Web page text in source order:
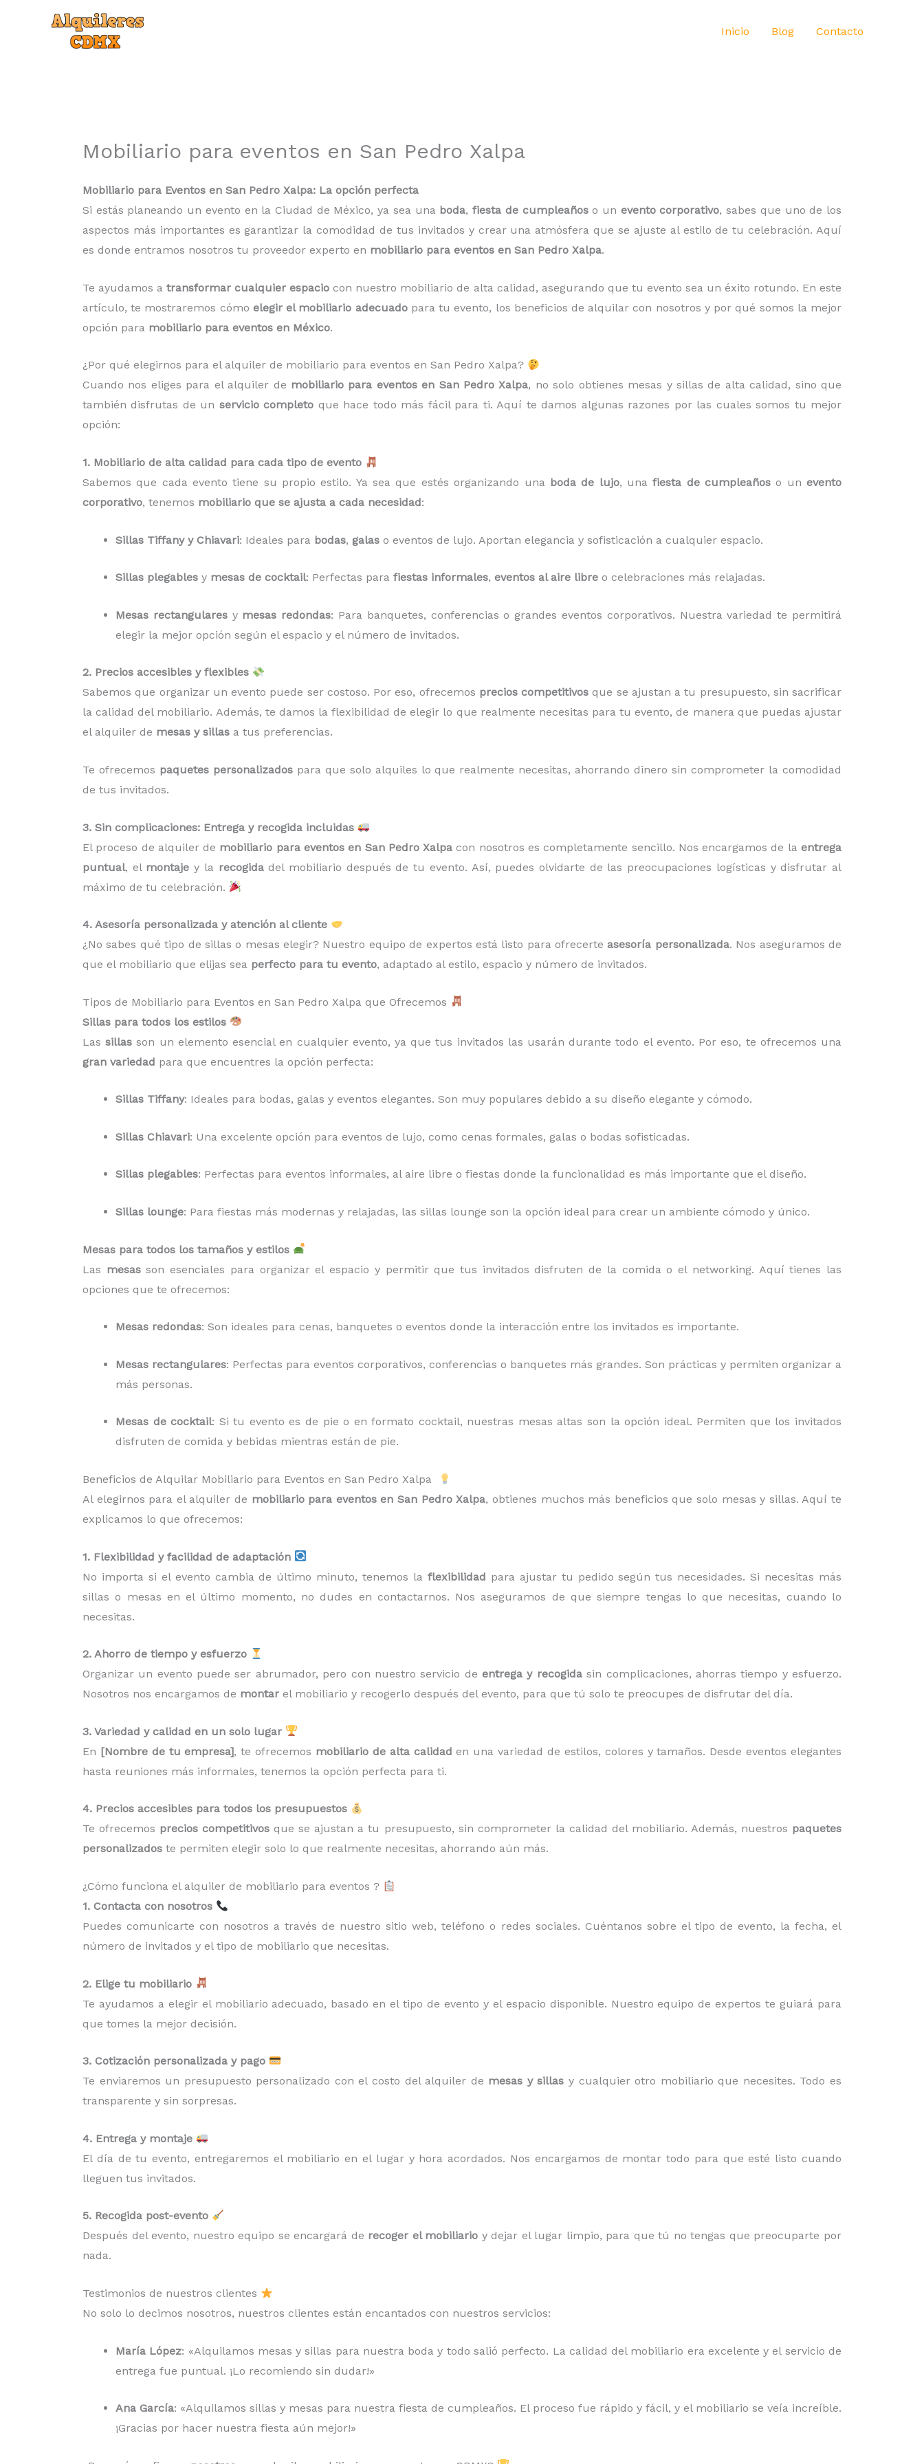
Inicio Blog Contacto
Mobiliario para eventos en San Pedro Xalpa
Mobiliario para Eventos en San Pedro Xalpa: La opción perfecta
Si estás planeando un evento en la Ciudad de México, ya sea una boda,fiesta de cumpleañoso un evento corporativo, sabes que uno de los
aspectos más importantes es garantizar la comodidad de tus invitados y crear una atmósfera que se ajuste al estilo de tu celebración. Aquí
es donde entramos nosotros tu proveedor experto en mobiliario para eventos en San Pedro Xalpa.
Te ayudamos atransformar cualquier espacio con nuestro mobiliario de alta calidad, asegurando que tu evento sea un éxito rotundo. En este
artículo, te mostraremos cómo elegir el mobiliario adecuadopara tu evento, los beneficios de alquilar con nosotros y por qué somos la mejor
opción para mobiliario para eventos en México.
¿Por qué elegirnos para el alquiler de mobiliario para eventos en San Pedro Xalpa?
Cuando nos eliges para el alquiler de mobiliario para eventos en San Pedro Xalpa, no solo obtienes mesas y sillas de alta calidad, sino que
también disfrutas de un servicio completo que hace todo más fácil para ti. Aquí te damos algunas razones por las cuales somos tu mejor
opción:
1. Mobiliario de alta calidad para cada tipo de evento
Sabemos que cada evento tiene su propio estilo. Ya sea que estés organizando una boda de lujo, unafiesta de cumpleañoso unevento
corporativo, tenemos mobiliario que se ajusta a cada necesidad:
Sillas Tiffany y Chiavari: Ideales para bodas, galas o eventos de lujo. Aportan elegancia y sofisticación a cualquier espacio.
Sillas plegables y mesas de cocktail: Perfectas para fiestas informales, eventos al aire libre o celebraciones más relajadas.
Mesas rectangularesy mesas redondas: Para banquetes, conferencias o grandes eventos corporativos. Nuestra variedad te permitirá
elegir la mejor opción según el espacio y el número de invitados.
2. Precios accesibles y flexibles
Sabemos que organizar un evento puede ser costoso. Por eso, ofrecemos precios competitivos que se ajustan a tu presupuesto, sin sacrificar
la calidad del mobiliario. Además, te damos la flexibilidad de elegir lo que realmente necesitas para tu evento, de manera que puedas ajustar
el alquiler de mesas y sillas a tus preferencias.
Te ofrecemos paquetes personalizadospara que solo alquiles lo que realmente necesitas, ahorrando dinero sin comprometer la comodidad
de tus invitados.
3. Sin complicaciones: Entrega y recogida incluidas
El proceso de alquiler de mobiliario para eventos en San Pedro Xalpa con nosotros es completamente sencillo. Nos encargamos de laentrega
puntual, el montaje y la recogidadel mobiliario después de tu evento. Así, puedes olvidarte de las preocupaciones logísticas y disfrutar al
máximo de tu celebración.
4. Asesoría personalizada y atención al cliente
¿No sabes qué tipo de sillas o mesas elegir? Nuestro equipo de expertos está listo para ofrecerteasesoría personalizada. Nos aseguramos de
que el mobiliario que elijas sea perfecto para tu evento, adaptado al estilo, espacio y número de invitados.
Tipos de Mobiliario para Eventos en San Pedro Xalpa que Ofrecemos
Sillas para todos los estilos
Lassillas son un elemento esencial en cualquier evento, ya que tus invitados las usarán durante todo el evento. Por eso, te ofrecemos una
gran variedad para que encuentres la opción perfecta:
Sillas Tiffany: Ideales para bodas, galas y eventos elegantes. Son muy populares debido a su diseño elegante y cómodo.
Sillas Chiavari: Una excelente opción para eventos de lujo, como cenas formales, galas o bodas sofisticadas.
Sillas plegables: Perfectas para eventos informales, al aire libre o fiestas donde la funcionalidad es más importante que el diseño.
Sillas lounge: Para fiestas más modernas y relajadas, las sillas lounge son la opción ideal para crear un ambiente cómodo y único.
Mesas para todos los tamaños y estilos
Las mesasson esenciales para organizar el espacio y permitir que tus invitados disfruten de la comida o el networking. Aquí tienes las
opciones que te ofrecemos:
Mesas redondas: Son ideales para cenas, banquetes o eventos donde la interacción entre los invitados es importante.
Mesas rectangulares: Perfectas para eventos corporativos, conferencias o banquetes más grandes. Son prácticas y permiten organizar a
más personas.
Mesas de cocktail: Si tu evento es de pie o en formato cocktail, nuestras mesas altas son la opción ideal. Permiten que los invitados
disfruten de comida y bebidas mientras están de pie.
Beneficios de Alquilar Mobiliario para Eventos en San Pedro Xalpa
Al elegirnos para el alquiler de mobiliario para eventos en San Pedro Xalpa, obtienes muchos más beneficios que solo mesas y sillas. Aquí te
explicamos lo que ofrecemos:
1. Flexibilidad y facilidad de adaptación
No importa si el evento cambia de último minuto, tenemos la flexibilidad para ajustar tu pedido según tus necesidades. Si necesitas más
sillas o mesas en el último momento, no dudes en contactarnos. Nos aseguramos de que siempre tengas lo que necesitas, cuando lo
necesitas.
2. Ahorro de tiempo y esfuerzo
Organizar un evento puede ser abrumador, pero con nuestro servicio deentrega y recogidasin complicaciones, ahorras tiempo y esfuerzo.
Nosotros nos encargamos de montar el mobiliario y recogerlo después del evento, para que tú solo te preocupes de disfrutar del día.
3. Variedad y calidad en un solo lugar
En [Nombre de tu empresa], te ofrecemos mobiliario de alta calidad en una variedad de estilos, colores y tamaños. Desde eventos elegantes
hasta reuniones más informales, tenemos la opción perfecta para ti.
4. Precios accesibles para todos los presupuestos
Te ofrecemos precios competitivos que se ajustan a tu presupuesto, sin comprometer la calidad del mobiliario. Además, nuestros paquetes
personalizados te permiten elegir solo lo que realmente necesitas, ahorrando aún más.
¿Cómo funciona el alquiler de mobiliario para eventos ?
1. Contacta con nosotros
Puedes comunicarte con nosotros a través de nuestro sitio web, teléfono o redes sociales. Cuéntanos sobre el tipo de evento, la fecha, el
número de invitados y el tipo de mobiliario que necesitas.
2. Elige tu mobiliario
Te ayudamos a elegir el mobiliario adecuado, basado en el tipo de evento y el espacio disponible. Nuestro equipo de expertos te guiará para
que tomes la mejor decisión.
3. Cotización personalizada y pago
Te enviaremos un presupuesto personalizado con el costo del alquiler de mesas y sillas y cualquier otro mobiliario que necesites. Todo es
transparente y sin sorpresas.
4. Entrega y montaje
El día de tu evento, entregaremos el mobiliario en el lugar y hora acordados. Nos encargamos de montar todo para que esté listo cuando
lleguen tus invitados.
5. Recogida post-evento
Después del evento, nuestro equipo se encargará de recoger el mobiliario y dejar el lugar limpio, para que tú no tengas que preocuparte por
nada.
Testimonios de nuestros clientes
No solo lo decimos nosotros, nuestros clientes están encantados con nuestros servicios:
María López: «Alquilamos mesas y sillas para nuestra boda y todo salió perfecto. La calidad del mobiliario era excelente y el servicio de
entrega fue puntual. ¡Lo recomiendo sin dudar!»
Ana García: «Alquilamos sillas y mesas para nuestra fiesta de cumpleaños. El proceso fue rápido y fácil, y el mobiliario se veía increíble.
¡Gracias por hacer nuestra fiesta aún mejor!»